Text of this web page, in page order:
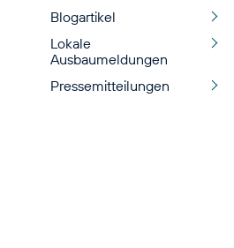
Blogartikel
Lokale
Ausbaumeldungen
Pressemitteilungen